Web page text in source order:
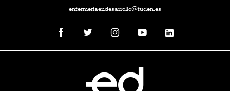
enfermeriaendesarrollo@fuden.es